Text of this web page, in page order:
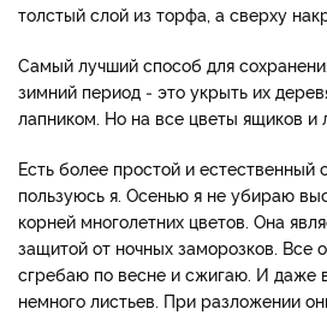
толстый слой из торфа, а сверху
Самый лучший способ для
зимний период ‑ это укрыть их
лапником. Но на все цветы ящиков и
Есть более простой и естественный
пользуюсь я. Осенью я не убираю
корней многолетних цветов. Она
защитой от ночных заморозков. Все
сгребаю по весне и сжигаю. И даже
немного листьев. При разложении